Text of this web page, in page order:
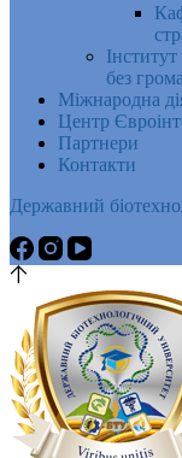
без
Міжнародна
Центр
Партнери
Контакти
Державний